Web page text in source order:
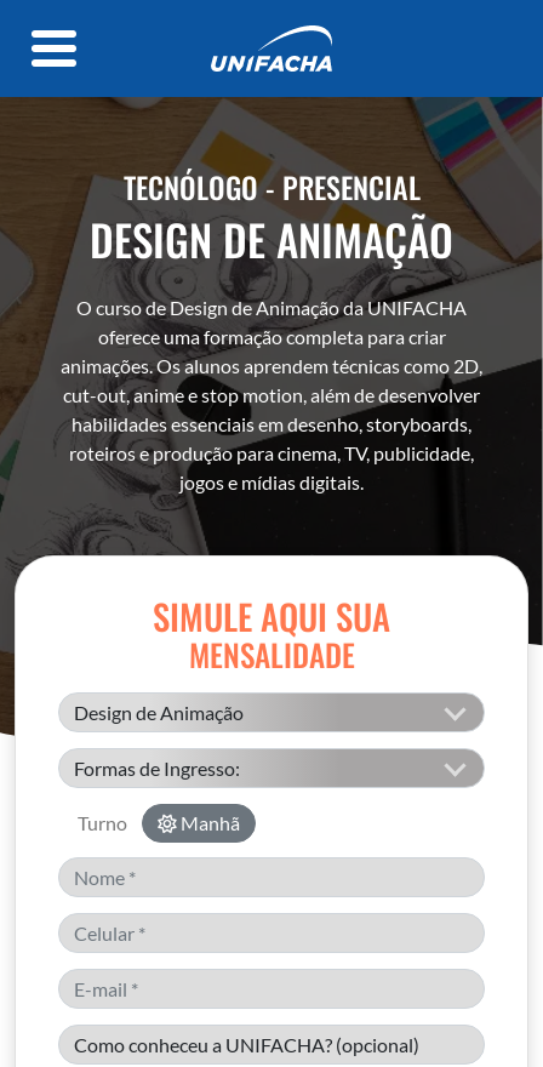
TECNÓLOGO - PRESENCIAL
DESIGN DE ANIMAÇÃO
O curso de Design de Animação da UNIFACHA
oferece uma formação completa para criar
animações. Os alunos aprendem técnicas como 2D,
cut-out, anime e stop motion, além de desenvolver
habilidades essenciais em desenho, storyboards,
roteiros e produção para cinema, TV, publicidade,
jogos e mídias digitais.
SIMULE AQUI SUA
MENSALIDADE
Turno Manhã